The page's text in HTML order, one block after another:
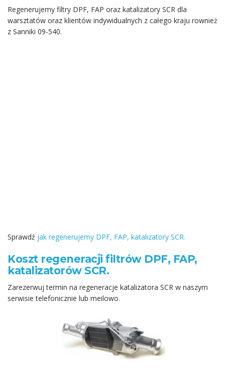
Regenerujemy filtry DPF, FAP oraz katalizatory SCR dla
warsztatów oraz klientów indywidualnych z całego kraju rownież
z Sanniki 09-540.
Sprawdź jak regenerujemy DPF, FAP, katalizatory SCR.
Koszt regeneracji filtrów DPF, FAP,
katalizatorów SCR.
Zarezerwuj termin na regeneracje katalizatora SCR w naszym
serwisie telefonicznie lub meilowo.